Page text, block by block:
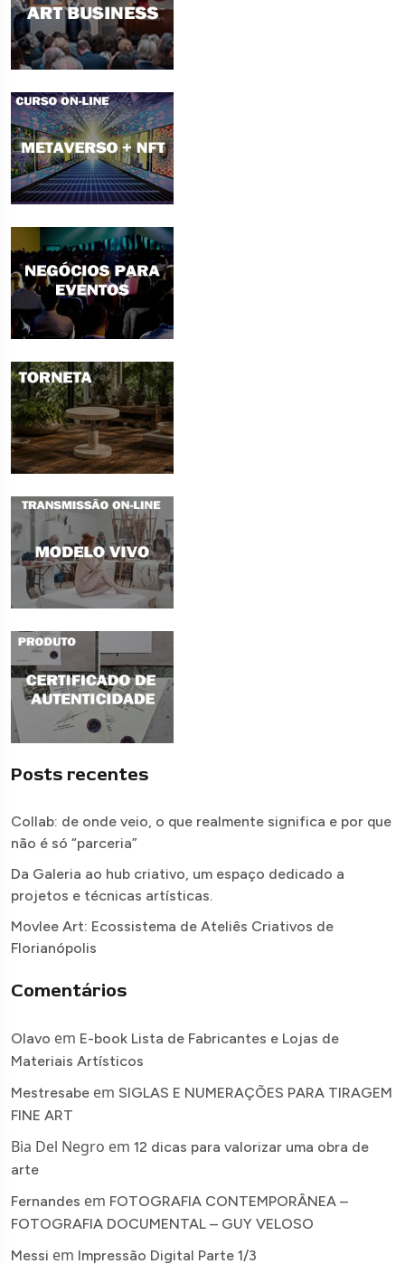
Posts recentes
Collab: de onde veio, o que realmente significa e por que
não é só “parceria”
Da Galeria ao hub criativo, um espaço dedicado a
projetos e técnicas artísticas.
Movlee Art: Ecossistema de Ateliês Criativos de
Florianópolis
Comentários
Olavo em E-book Lista de Fabricantes e Lojas de
Materiais Artísticos
Mestresabe em SIGLAS E NUMERAÇÕES PARA TIRAGEM
FINE ART
Bia Del Negro em 12 dicas para valorizar uma obra de
arte
Fernandes em FOTOGRAFIA CONTEMPORÂNEA –
FOTOGRAFIA DOCUMENTAL – GUY VELOSO
Messi em Impressão Digital Parte 1/3